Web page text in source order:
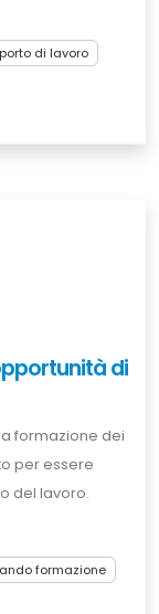
di lavoro
di
formazione dei
per essere
del lavoro.
formazione